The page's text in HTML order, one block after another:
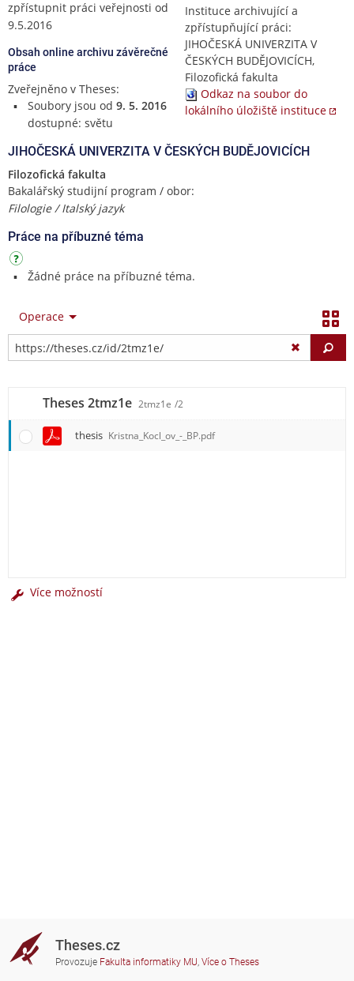
zpřístupnit práci veřejnosti od
9.5.2016
Obsah online archivu závěrečné
práce
Zveřejněno v Theses:
Soubory jsou od 9. 5. 2016
dostupné: světu
Instituce archivující a
zpřístupňující práci:
JIHOČESKÁ UNIVERZITA V
ČESKÝCH BUDĚJOVICÍCH,
Filozofická fakulta
Odkaz na soubor do
lokálního úložiště instituce
JIHOČESKÁ UNIVERZITA V ČESKÝCH BUDĚJOVICÍCH
Filozofická fakulta
Bakalářský studijní program / obor:
Filologie / Italský jazyk
Práce na příbuzné téma
Žádné práce na příbuzné téma.
Operace
Theses 2tmz1e 2tmz1e /2
thesis Kristna_Kocl_ov_-_BP.pdf
Více možností
Theses.cz
Provozuje Fakulta informatiky MU, Více o Theses